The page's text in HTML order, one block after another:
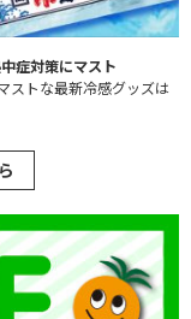
症対策にマスト
ストな最新冷感グッズは